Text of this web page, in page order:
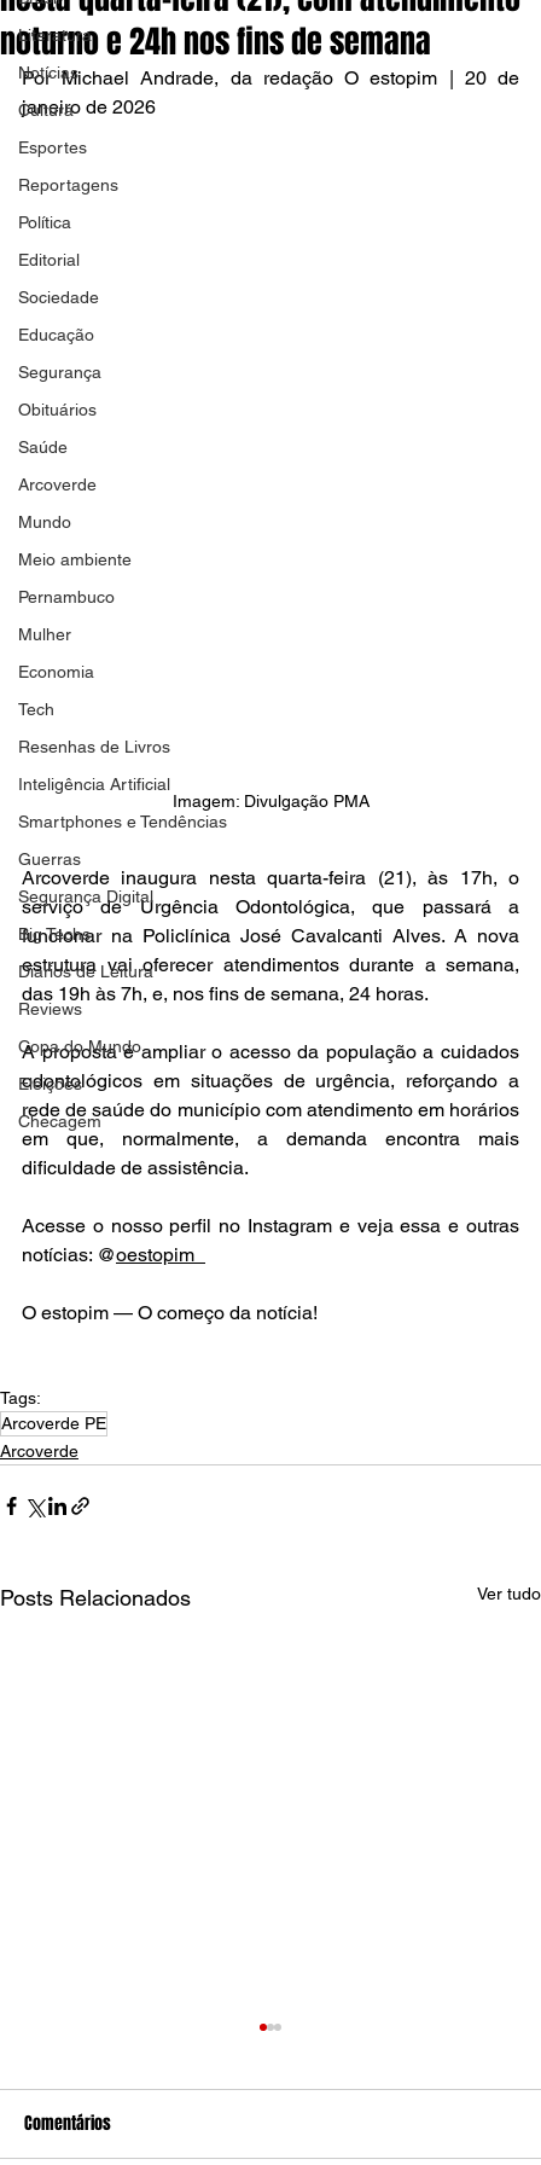
Literatura
Notícias
Cultura
Esportes
Reportagens
Política
Editorial
Sociedade
Educação
Segurança
Obituários
Saúde
Arcoverde
Mundo
Meio ambiente
Pernambuco
Mulher
Economia
Tech
Resenhas de Livros
Inteligência Artificial
Smartphones e Tendências
Guerras
Segurança Digital
Big Techs
Diários de Leitura
Reviews
Copa do Mundo
Eleições
Checagem
noturno e 24h nos fins de semana
Por Michael Andrade, da redação O estopim | 20 de
janeiro de 2026
Imagem: Divulgação PMA
Arcoverde inaugura nesta quarta-feira (21), às 17h, o
serviço de Urgência Odontológica, que passará a
funcionar na Policlínica José Cavalcanti Alves. A nova
estrutura vai oferecer atendimentos durante a semana,
das 19h às 7h, e, nos fins de semana, 24 horas.
A proposta é ampliar o acesso da população a cuidados
odontológicos em situações de urgência, reforçando a
rede de saúde do município com atendimento em horários
em que, normalmente, a demanda encontra mais
dificuldade de assistência.
Acesse o nosso perfil no Instagram e veja essa e outras
notícias: @oestopim_
O estopim — O começo da notícia!
Tags:
Arcoverde PE
Arcoverde
Posts Relacionados Ver tudo
Comentários